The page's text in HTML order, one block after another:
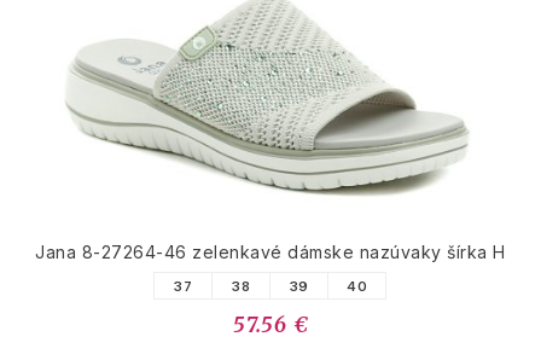
Jana 8-27264-46 zelenkavé dámske nazúvaky šírka H
37 38 39 40
57.56 €